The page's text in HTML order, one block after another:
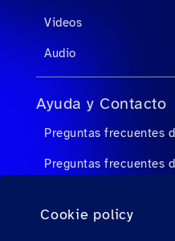
Cookie policy
Videos
Audio
Ayuda y Contacto
Preguntas frecuentes
Preguntas frecuentes
Descargas